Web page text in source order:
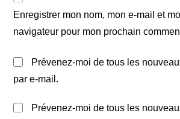
votre
site
(facultatif)
Enregistrer mon nom, mon e-mail et
navigateur pour mon prochain
Prévenez-moi de tous les
par e-mail.
Prévenez-moi de tous les